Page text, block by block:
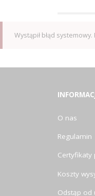
Wystąpił błąd
O nas
Regulamin
Koszty
Odstąp od